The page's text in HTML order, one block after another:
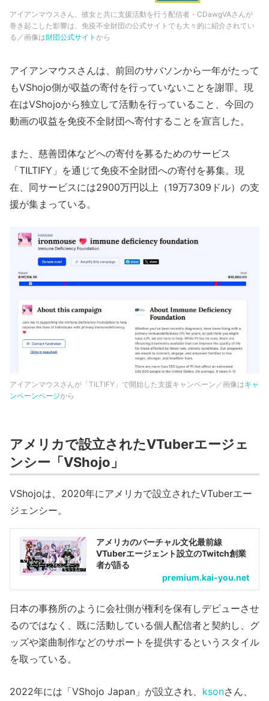
アイアンマウスさん、彼女と共に支援活動を行う配信者・CDawgVAさんが
巻き起こした影響は、免疫不全財団の公式サイトでも大々的に紹介されてい
る／画像は財団公式サイト から
アイアンマウスさんは、前回のサバソンから一年がたって
もVShojo側が収益の寄付を行っていないことを謝罪。現
在はVShojoから独立して活動を行っていること、今回の
動画の収益を免疫不全財団へ寄付することを宣言した。
また、慈善団体などへの寄付を募るためのサービス
「TILTIFY」を通じて免疫不全財団への寄付を募集。現
在、同サービスには2900万円以上（19万7309ドル）の支
援が集まっている。
アイアンマウスさんが「TILTIFY」で開始した支援キャンペーン／画像はキャ
ンペーンページから
アメリカで設立されたVTuberエージェ
ンシー「VShojo」
VShojoは、2020年にアメリカで設立されたVTuberエー
ジェンシー。
アメリカのバーチャル文化最前線
VTuberエージェント設立のTwitch創業
者が語る
premium.kai-you.net
日本の事務所のように会社側が権利を保有しデビューさせ
るのではなく、既に活動している個人配信者と契約し、グ
ッズや楽曲制作などのサポートを提供するというスタイル
を取っている。
2022年には「VShojo Japan」が設立され、 ksonさん、